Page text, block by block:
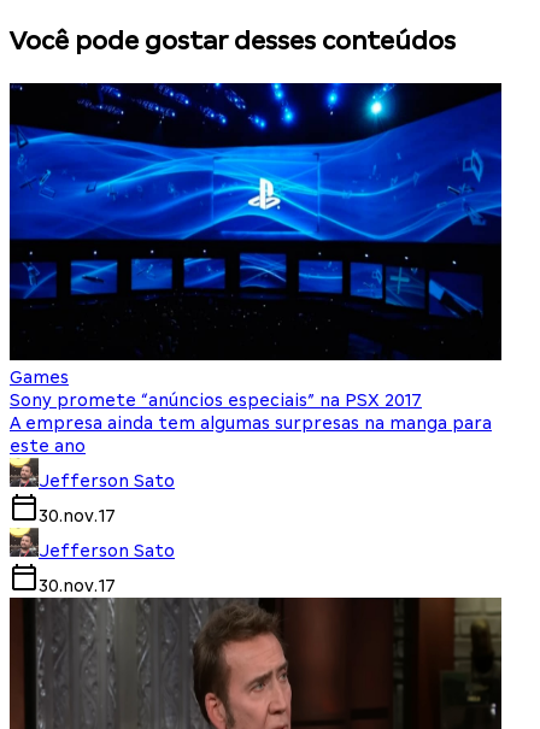
Você pode gostar desses conteúdos
Games
Sony promete “anúncios especiais” na PSX 2017
A empresa ainda tem algumas surpresas na manga para
este ano
Jefferson Sato
30.nov.17
Jefferson Sato
30.nov.17